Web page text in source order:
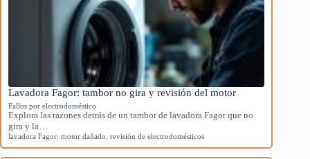
Lavadora Fagor: tambor no gira y revisión del motor
Fallos por electrodoméstico
Explora las razones detrás de un tambor de lavadora Fagor que no
gira y la…
lavadora Fagor motor dañado revisión de electrodomésticos